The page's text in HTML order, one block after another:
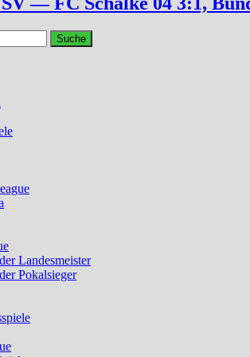
Landesmeister
Pokalsieger